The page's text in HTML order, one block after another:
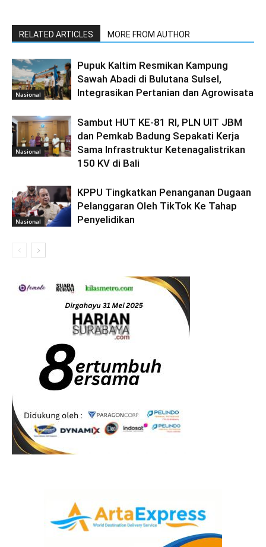
RELATED ARTICLES MORE FROM AUTHOR
Nasional
Pupuk Kaltim Resmikan Kampung
Sawah Abadi di Bulutana Sulsel,
Integrasikan Pertanian dan Agrowisata
Nasional
Sambut HUT KE-81 RI, PLN UIT JBM
dan Pemkab Badung Sepakati Kerja
Sama Infrastruktur Ketenagalistrikan
150 KV di Bali
Nasional
KPPU Tingkatkan Penanganan Dugaan
Pelanggaran Oleh TikTok Ke Tahap
Penyelidikan